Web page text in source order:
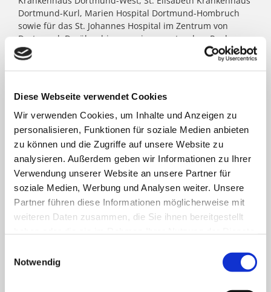
Diese Webseite verwendet Cookies
Wir verwenden Cookies, um Inhalte und Anzeigen zu
personalisieren, Funktionen für soziale Medien anbieten
zu können und die Zugriffe auf unsere Website zu
analysieren. Außerdem geben wir Informationen zu Ihrer
Verwendung unserer Website an unsere Partner für
soziale Medien, Werbung und Analysen weiter. Unsere
Partner führen diese Informationen möglicherweise mit
weiteren Daten zusammen, die Sie ihnen bereitgestellt
Notwendig
Dortmund-Kurl, Marien Hospital Dortmund-Hombruch
sowie für das St. Johannes Hospital im Zentrum von
Dortmund. Darüber hinaus agieren unter dem Paulus-
Dach Altenheime und eine Jugendhilfe-Einrichtung. Die
Kath. St. Paulus Gesellschaft zählt zu den größten
anvertrauten Patient:innen, Bewohner:innen, Kinder und
Jugendlichen.
FACHBEREICHE
Klinik für Allgemein-, Viszeral- und minimal-
invasive Chirurgie
Klinik für Innere Medizin Goethestraße